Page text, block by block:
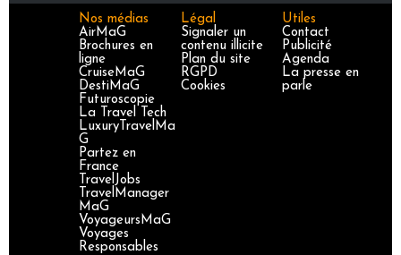
Nos médias
AirMaG
Brochures en
ligne
CruiseMaG
DestiMaG
Futuroscopie
La Travel Tech
LuxuryTravelMa
G
Partez en
France
TravelJobs
TravelManager
MaG
VoyageursMaG
Voyages
Responsables
Légal
Signaler un
contenu illicite
Plan du site
RGPD
Cookies
Utiles
Contact
Publicité
Agenda
La presse en
parle